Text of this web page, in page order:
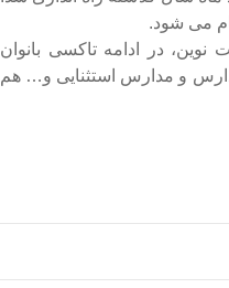
می شود.
نوین، در ادامه تاکسی بانوان
و مدارس استثنایی و… هم